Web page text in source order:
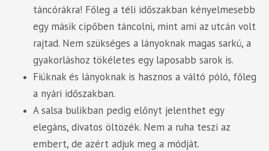
táncórákra! Főleg a téli időszakban kényelmesebb
egy másik cipőben táncolni, mint ami az utcán volt
rajtad. Nem szükséges a lányoknak magas sarkú, a
gyakorláshoz tökéletes egy laposabb sarok is.
Fiúknak és lányoknak is hasznos a váltó póló, főleg
a nyári időszakban.
A salsa bulikban pedig előnyt jelenthet egy
elegáns, divatos öltözék. Nem a ruha teszi az
embert, de azért adjuk meg a módját.